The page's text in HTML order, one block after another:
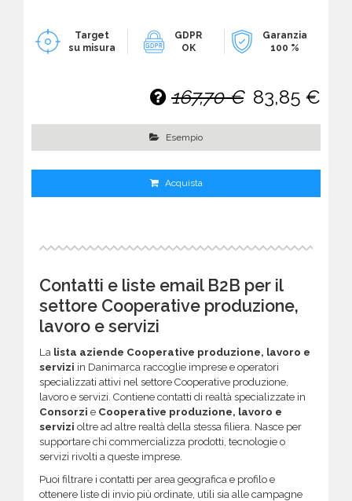
Target
su misura
GDPR
OK
Garanzia
100 %
167,70 € 83,85 €
Esempio
Acquista
Contatti e liste email B2B per il
settore Cooperative produzione,
lavoro e servizi
La lista aziende Cooperative produzione, lavoro e
servizi in Danimarca raccoglie imprese e operatori
specializzati attivi nel settore Cooperative produzione,
lavoro e servizi. Contiene contatti di realtà specializzate in
Consorzi e Cooperative produzione, lavoro e
servizi oltre ad altre realtà della stessa filiera. Nasce per
supportare chi commercializza prodotti, tecnologie o
servizi rivolti a queste imprese.
Puoi filtrare i contatti per area geografica e profilo e
ottenere liste di invio più ordinate, utili sia alle campagne